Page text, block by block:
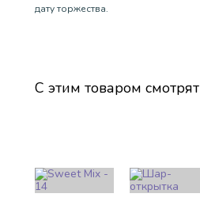
дату торжества.
С этим товаром смотрят